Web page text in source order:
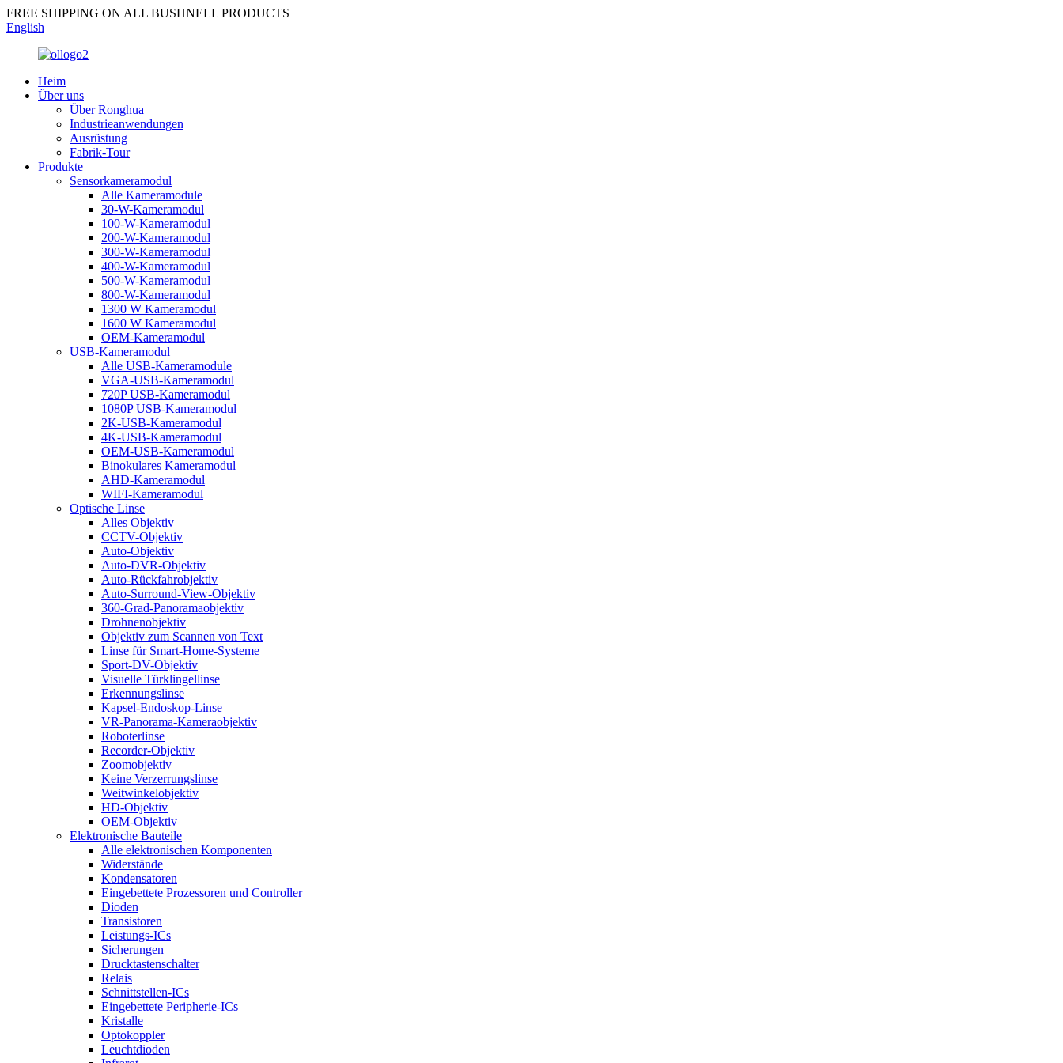
FREE SHIPPING ON ALL BUSHNELL PRODUCTS
English
Heim
Über uns
Über Ronghua
Industrieanwendungen
Ausrüstung
Fabrik-Tour
Produkte
Sensorkameramodul
Alle Kameramodule
30-W-Kameramodul
100-W-Kameramodul
200-W-Kameramodul
300-W-Kameramodul
400-W-Kameramodul
500-W-Kameramodul
800-W-Kameramodul
1300 W Kameramodul
1600 W Kameramodul
OEM-Kameramodul
USB-Kameramodul
Alle USB-Kameramodule
VGA-USB-Kameramodul
720P USB-Kameramodul
1080P USB-Kameramodul
2K-USB-Kameramodul
4K-USB-Kameramodul
OEM-USB-Kameramodul
Binokulares Kameramodul
AHD-Kameramodul
WIFI-Kameramodul
Optische Linse
Alles Objektiv
CCTV-Objektiv
Auto-Objektiv
Auto-DVR-Objektiv
Auto-Rückfahrobjektiv
Auto-Surround-View-Objektiv
360-Grad-Panoramaobjektiv
Drohnenobjektiv
Objektiv zum Scannen von Text
Linse für Smart-Home-Systeme
Sport-DV-Objektiv
Visuelle Türklingellinse
Erkennungslinse
Kapsel-Endoskop-Linse
VR-Panorama-Kameraobjektiv
Roboterlinse
Recorder-Objektiv
Zoomobjektiv
Keine Verzerrungslinse
Weitwinkelobjektiv
HD-Objektiv
OEM-Objektiv
Elektronische Bauteile
Alle elektronischen Komponenten
Widerstände
Kondensatoren
Eingebettete Prozessoren und Controller
Dioden
Transistoren
Leistungs-ICs
Sicherungen
Drucktastenschalter
Relais
Schnittstellen-ICs
Eingebettete Peripherie-ICs
Kristalle
Optokoppler
Leuchtdioden